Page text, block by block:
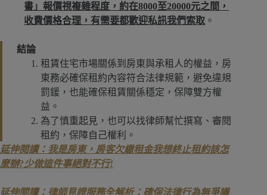
書」報價視複雜程度，約在8000至20000元之間，
收費價格合理，有需要都歡迎私訊我們索取 。
結論
租賃住宅市場關係到房東與承租人的權益，房
東務必確保租約內容符合法律規範，避免違規
罰鍰，也能確保租賃關係穩定，保障雙方權
益。
為了慎重起見，也可以找律師幫忙撰寫、審閱
租約，保障自己權利。
延伸閱讀：我是房東，房客欠繳租金我想終止租約該怎
麼辦?少做這件事絕對不行!
延伸閱讀：律師見證服務全解析：確保法律行為無爭議